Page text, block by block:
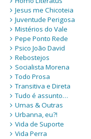
Jesus me Chicoteia
Juventude Perigosa
Mistérios do Vale
Pepe Ponto Rede
Psico João David
Rebostejos
Socialista Morena
Todo Prosa
Transitiva e Direta
Tudo é assunto…
Umas & Outras
Urbanna, eu?!
Vida de Suporte
Vida Perra